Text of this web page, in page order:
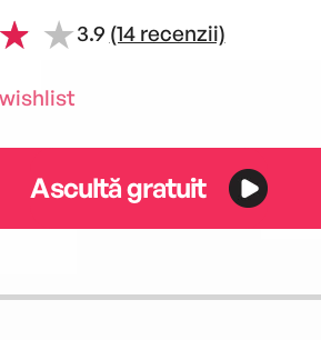
3.9 (14 recenzii)
Ascultă gratuit